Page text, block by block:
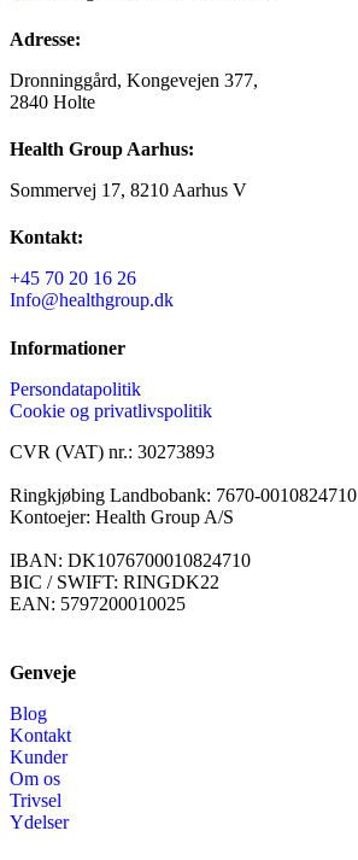
Adresse:
Dronninggård, Kongevejen 377,
2840 Holte
Health Group Aarhus:
Sommervej 17, 8210 Aarhus V
Kontakt:
+45 70 20 16 26
Info@healthgroup.dk
Informationer
Persondatapolitik
Cookie og privatlivspolitik
CVR (VAT) nr.: 30273893
Ringkjøbing Landbobank: 7670-0010824710
Kontoejer: Health Group A/S
IBAN: DK1076700010824710
BIC / SWIFT: RINGDK22
EAN: 5797200010025
Genveje
Blog
Kontakt
Kunder
Om os
Trivsel
Ydelser